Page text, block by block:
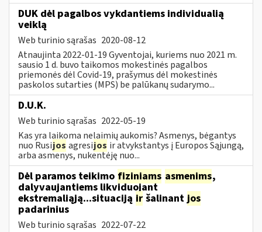
DUK dėl pagalbos vykdantiems individualią
veiklą
Web turinio sąrašas 2020-08-12
Atnaujinta 2022-01-19 Gyventojai, kuriems nuo 2021 m.
sausio 1 d. buvo taikomos mokestinės pagalbos
priemonės dėl Covid-19, prašymus dėl mokestinės
paskolos sutarties (MPS) be palūkanų sudarymo...
D.U.K.
Web turinio sąrašas 2022-05-19
Kas yra laikoma nelaimių aukomis? Asmenys, bėgantys
nuo Rusijos agresijos ir atvykstantys į Europos Sąjungą,
arba asmenys, nukentėję nuo...
Dėl paramos teikimo fiziniams asmenims,
dalyvaujantiems likviduojant
ekstremaliąją...situaciją ir šalinant jos
padarinius
Web turinio sąrašas 2022-07-22